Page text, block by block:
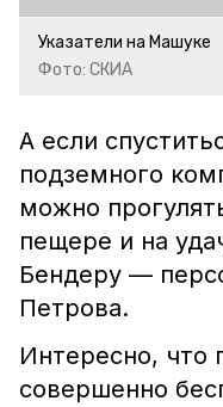
Указатели на Машуке
Фото: СКИА
А если
подземного
можно
пещере и на
Бендеру —
Петрова.
Интересно, что
совершенно